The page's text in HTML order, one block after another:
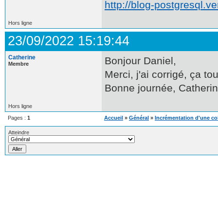
http://blog-
Hors ligne
23/09/2022 15:19:44
Catherine
Membre
Bonjour Daniel,
Merci, j'ai corrigé, ça
Bonne journée,
Hors ligne
Pages : 1 Accueil » Général » Incrémentation d'une
Atteindre